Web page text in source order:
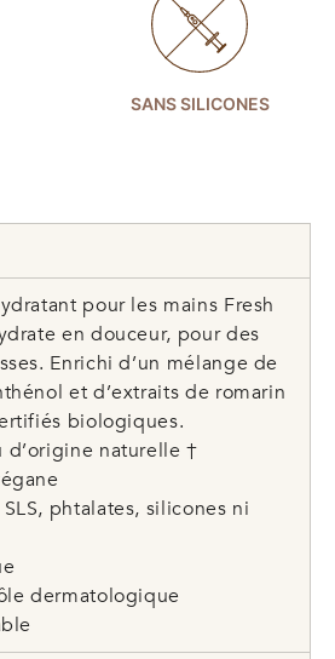
SANS SILICONES
pour les mains Fresh
en douceur, pour des
Enrichi d’un mélange de
et d’extraits de romarin
biologiques.
d’origine naturelle †
phtalates, silicones ni
dermatologique